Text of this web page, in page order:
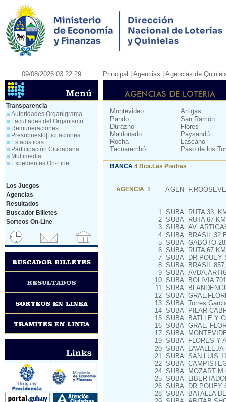
09/08/2026 03:22:29 Principal | Agencias | Agencias de
Transparencia
Autoridades|Organigrama
Facultades del Organismo
Remuneraciones
Presupuesto|Licitaciones
Estadísticas
Participación Ciudadana
Multimedia
Expedientes On-Line
Los Juegos
Agencias
Resultados
Buscador Billetes
Sorteos On-Line
Montevideo
Artigas
Pando
San Ramón
Durazno
Flores
Maldonado
Paysandú
Rocha
Lascano
Tacuarembó
Paso de los
BANCA 4 Bca.Las Piedras
AGENCIA 1 AGEN
1 SUBA RUTA 33,
2 SUBA RUTA 67
3 SUBA AV.
4 SUBA BRASIL 32
5 SUBA GABOTO
6 SUBA RUTA 67
7 SUBA DR POUEY
8 SUBA BRASIL
9 SUBA
10 SUBA BOLIVIA
11 SUBA
12 SUBA
13 SUBA Torres
14 SUBA PILAR
15 SUBA BATLLE Y
16 SUBA GRAL.
17 SUBA
19 SUBA FLORES Y
20 SUBA LAVALLEJA
21 SUBA SAN LUIS
22 SUBA
24 SUBA MOZART M
25 SUBA
26 SUBA DR POUEY
28 SUBA BATALLA